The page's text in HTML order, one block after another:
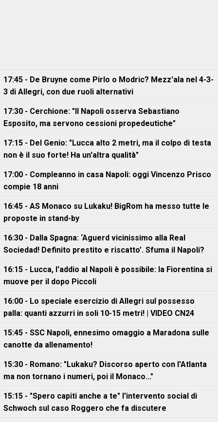
17:45 - De Bruyne come Pirlo o Modric? Mezz'ala nel 4-3-
3 di Allegri, con due ruoli alternativi
17:30 - Cerchione: "Il Napoli osserva Sebastiano
Esposito, ma servono cessioni propedeutiche"
17:15 - Del Genio: "Lucca alto 2 metri, ma il colpo di testa
non è il suo forte! Ha un'altra qualità"
17:00 - Compleanno in casa Napoli: oggi Vincenzo Prisco
compie 18 anni
16:45 - AS Monaco su Lukaku! BigRom ha messo tutte le
proposte in stand-by
16:30 - Dalla Spagna: ‘Aguerd vicinissimo alla Real
Sociedad! Definito prestito e riscatto’. Sfuma il Napoli?
16:15 - Lucca, l'addio al Napoli è possibile: la Fiorentina si
muove per il dopo Piccoli
16:00 - Lo speciale esercizio di Allegri sul possesso
palla: quanti azzurri in soli 10-15 metri! | VIDEO CN24
15:45 - SSC Napoli, ennesimo omaggio a Maradona sulle
canotte da allenamento!
15:30 - Romano: "Lukaku? Discorso aperto con l'Atlanta
ma non tornano i numeri, poi il Monaco..."
15:15 - "Spero capiti anche a te" l'intervento social di
Schwoch sul caso Roggero che fa discutere